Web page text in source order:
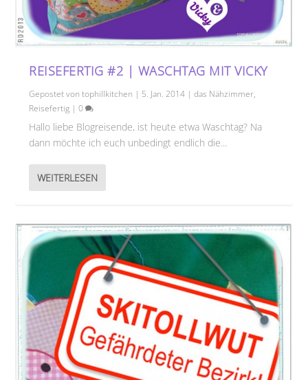
REISEFERTIG #2 | WASCHTAG MIT VICKY
Gepostet vontophillkitchen | 5. Jan. 2014 |das Nähzimmer,
Reisefertig |0
Hallo liebe Blogreisende, ist heute etwa Waschtag? Na
dann möchte ich euch unbedingt endlich die...
WEITERLESEN